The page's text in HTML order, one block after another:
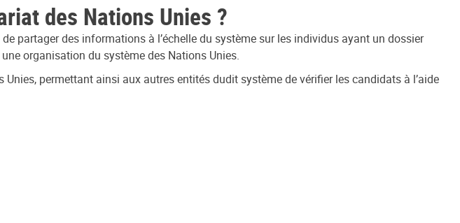
des Nations Unies ?
partager des informations à l’échelle du système sur les individus ayant un dossier
organisation du système des Nations Unies.
permettant ainsi aux autres entités dudit système de vérifier les candidats à l’aide